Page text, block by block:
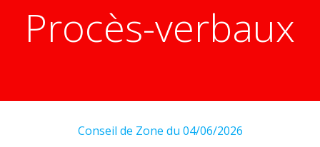
Procès-verbaux
Conseil de Zone du 04/06/2026